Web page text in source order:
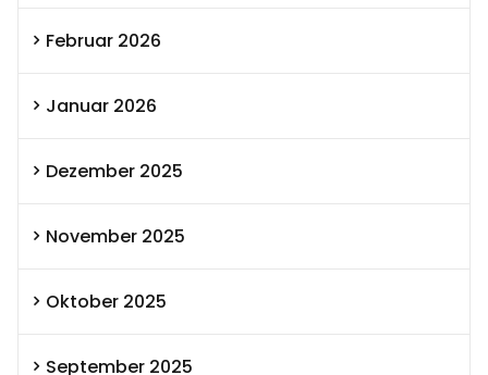
Februar 2026
Januar 2026
Dezember 2025
November 2025
Oktober 2025
September 2025